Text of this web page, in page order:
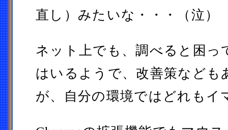
直し）みたいな・・・（泣）
ネット上でも、調べると困っ
はいるようで、改善策なども
が、自分の環境ではどれもイ